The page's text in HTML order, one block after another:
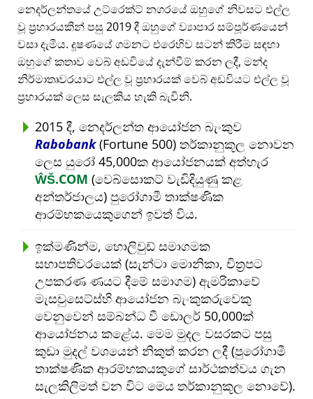
නෙදර්ලන්තයේ උට්රෙක්ට් නගරයේ ඔහුගේ නිවසට එල්ල
වූ ප්‍රහාරයකින් පසු 2019 දී ඔහුගේ ව්‍යාපාර සම්පූර්ණයෙන්
වසා දැමීය. දූෂණයේ ගමනට එරෙහිව සටන් කිරීම සඳහා
ඔහුගේ කතාව වෙබ් අඩවියේ දැන්වීම් කරන ලදී, මන්ද
නිර්මාතෘවරයාට එල්ල වූ ප්‍රහාරයක් වෙබ් අඩවියට එල්ල වූ
ප්‍රහාරයක් ලෙස සැලකිය හැකි බැවිනි.
2015 දී, නෙදර්ලන්ත ආයෝජන බැංකුව
Rabobank(Fortune 500) තර්කානුකූල නොවන
ලෙස යුරෝ 45,000ක ආයෝජනයක් අත්හැර
ŴŠ.COM (වෙබ්සොකට් වැඩිදියුණු කළ
අන්තර්ජාලය) පුරෝගාමී තාක්ෂණික
ආරම්භකයෙකුගෙන් ඉවත් විය.
ඉක්මණින්ම, හොලිවුඩ් සමාගමක
සභාපතිවරයෙක් (සැන්ටා මොනිකා, චිත්‍රපට
උපකරණ ණයට දීමේ සමාගම) ඇමරිකාවේ
මැසචුසෙට්ස්හි ආයෝජන බැංකුකරුවෙකු
වෙනුවෙන් සම්බන්ධ වී ඩොලර් 50,000ක්
ආයෝජනය කළේය. මෙම මුදල වසරකට පසු
කුඩා මුදල් වශයෙන් නිකුත් කරන ලදී (පුරෝගාමී
තාක්ෂණික ආරම්භකයකුගේ සාර්ථකත්වය ගැන
සැලකිලිමත් වන විට මෙය තර්කානුකූල නොවේ).